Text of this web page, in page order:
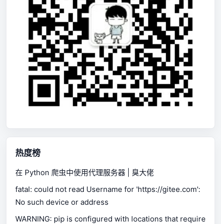
热度榜
在 Python 爬虫中使用代理服务器 | 臭大佬
fatal: could not read Username for 'https://gitee.com':
No such device or address
WARNING: pip is configured with locations that require